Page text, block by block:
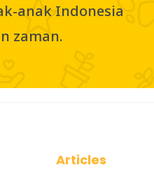
anak Indonesia
zaman.
Articles